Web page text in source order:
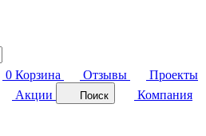
0 Корзина Отзывы
Проекты
Акции Поиск
Компания